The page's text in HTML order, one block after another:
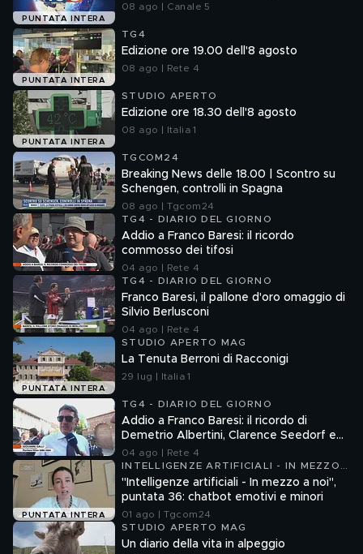
PUNTATA INTERA
08 ago | Canale 5
PUNTATA INTERA
TG4
Edizione ore 19.00 dell'8 agosto
08 ago | Rete 4
PUNTATA INTERA
STUDIO APERTO
Edizione ore 18.30 dell'8 agosto
08 ago | Italia 1
TGCOM24
Breaking News delle 18.00 | Scontro su
Schengen, controlli in Spagna
08 ago | Tgcom24
TG4 - DIARIO DEL GIORNO
Addio a Franco Baresi: il ricordo
commosso dei tifosi
04 ago | Rete 4
TG4 - DIARIO DEL GIORNO
Franco Baresi, il pallone d'oro omaggio di
Silvio Berlusconi
04 ago | Rete 4
PUNTATA INTERA
STUDIO APERTO MAG
La Tenuta Berroni di Racconigi
29 lug | Italia 1
TG4 - DIARIO DEL GIORNO
Addio a Franco Baresi: il ricordo di
Demetrio Albertini, Clarence Seedorf e
Giovanni Galli
04 ago | Rete 4
PUNTATA INTERA
INTELLIGENZE ARTIFICIALI - IN MEZZO
A NOI
"Intelligenze artificiali - In mezzo a noi",
puntata 36: chatbot emotivi e minori
01 ago | Tgcom24
STUDIO APERTO MAG
Un diario della vita in alpeggio